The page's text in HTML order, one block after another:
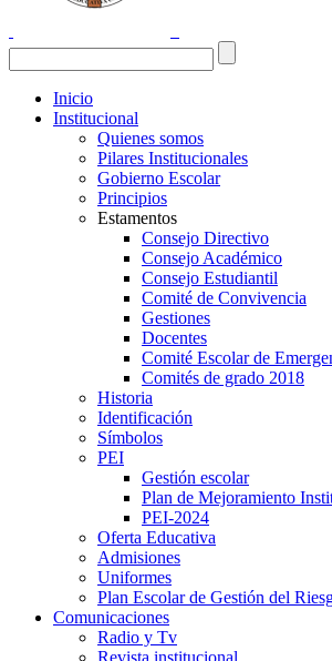
Inicio
Institucional
Quienes somos
Pilares Institucionales
Gobierno Escolar
Principios
Estamentos
Consejo Directivo
Consejo Académico
Consejo Estudiantil
Comité de Convivencia
Gestiones
Docentes
Comité Escolar de
Comités de grado 2018
Historia
Identificación
Símbolos
PEI
Gestión escolar
Plan de Mejoramiento
PEI-2024
Oferta Educativa
Admisiones
Uniformes
Plan Escolar de Gestión del
Comunicaciones
Radio y Tv
Revista institucional